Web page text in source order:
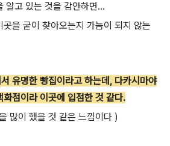
알고 있는 것을 감안하면...
을 굳이 찾아오는지 가늠이 되지 않는
유명한 빵집이라고 하는데, 다카시마야
화점이라 이곳에 입점한 것 같다.
많이 했을 것 같은 느낌이다 )